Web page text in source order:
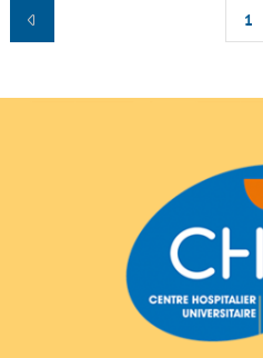
1